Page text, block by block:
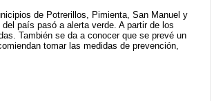
de Potrerillos, Pimienta, San Manuel y
país pasó a alerta verde. A partir de los
También se da a conocer que se prevé un
tomar las medidas de prevención,